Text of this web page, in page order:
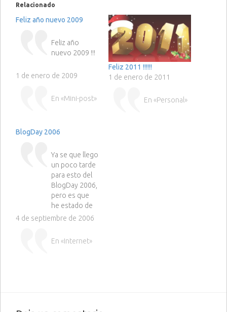
Relacionado
Feliz año nuevo 2009
Feliz año
nuevo 2009 !!!
1 de enero de 2009
En «Mini-post»
Feliz 2011 !!!!!!
1 de enero de 2011
En «Personal»
BlogDay 2006
Ya se que llego
un poco tarde
para esto del
BlogDay 2006,
pero es que
he estado de
vacaciones y
ya estoy aqui.
4 de septiembre de 2006
En «Internet»